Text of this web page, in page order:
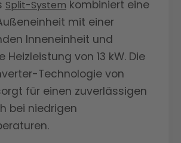
Split-System kombiniert eine
mit einer
Inneneinheit und
Heizleistung von 13 kW. Die
Technologie von
für einen zuverlässigen
bei niedrigen